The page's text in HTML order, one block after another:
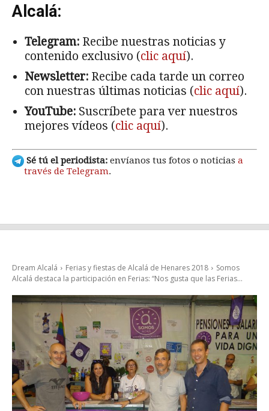
Alcalá:
Telegram: Recibe nuestras noticias y
contenido exclusivo (clic aquí).
Newsletter: Recibe cada tarde un correo
con nuestras últimas noticias (clic aquí).
YouTube: Suscríbete para ver nuestros
mejores vídeos (clic aquí).
Sé tú el periodista: envíanos tus fotos o noticias a
través de Telegram.